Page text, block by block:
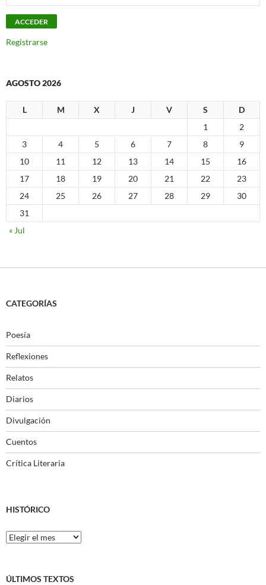
Registrarse
AGOSTO 2026
L M X J V S
D
1
2
3
4 5 6 7 8
9
10
11 12 13 14 15
16
17
18 19 20 21 22
23
24
25 26 27 28 29
30
31
« Jul
CATEGORÍAS
Poesía
Reflexiones
Relatos
Diarios
Divulgación
Cuentos
Crítica Literaria
HISTÓRICO
Histórico
ÚLTIMOS TEXTOS